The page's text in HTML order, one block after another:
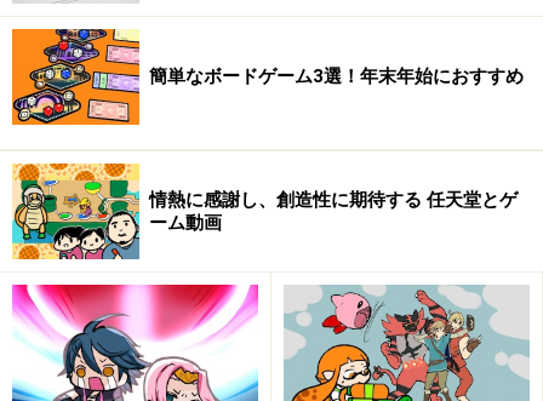
簡単なボードゲーム3選！年末年始におすすめ
情熱に感謝し、創造性に期待する 任天堂とゲ
ーム動画